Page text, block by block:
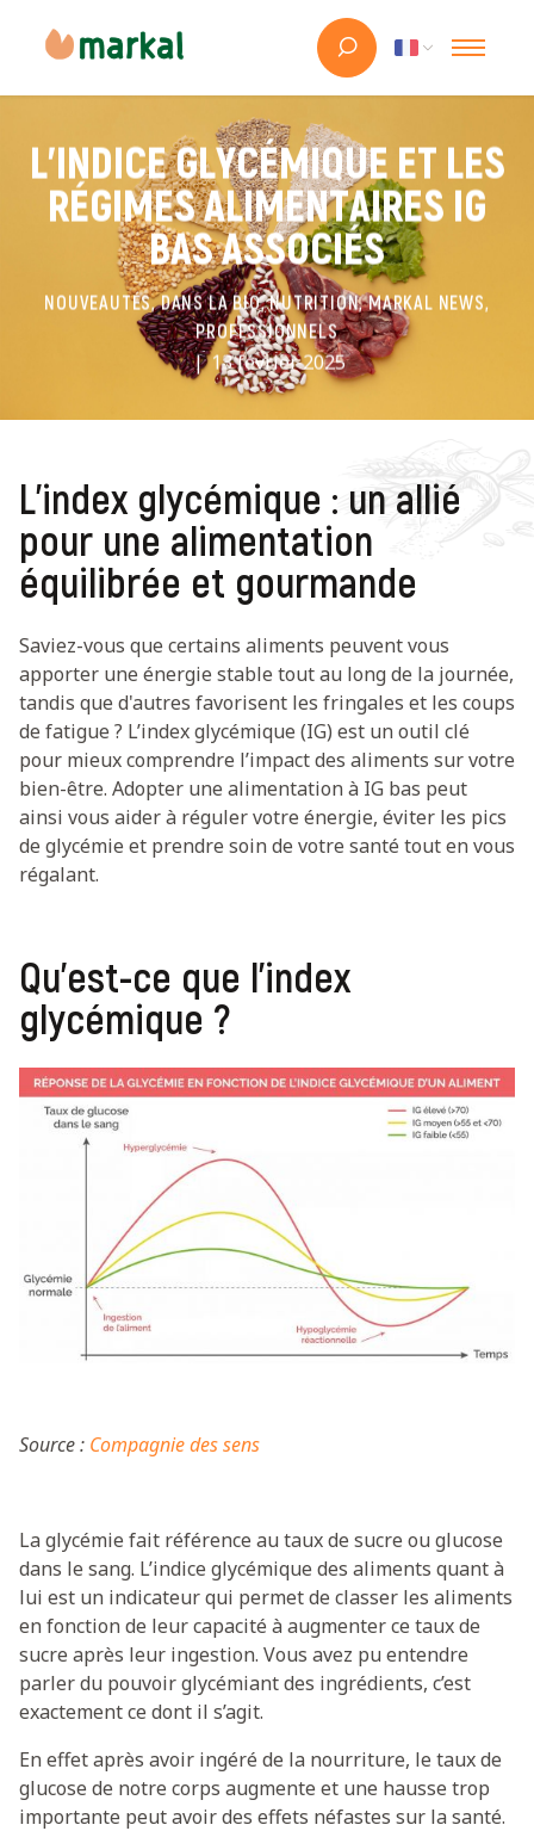
L’INDICE GLYCÉMIQUE ET LES
RÉGIMES ALIMENTAIRES IG
BAS ASSOCIÉS
NOUVEAUTÉS, DANS LA BIO, NUTRITION, MARKAL NEWS,
PROFESSIONNELS
13 février 2025
L'index glycémique : un allié
pour une alimentation
équilibrée et gourmande
Saviez-vous que certains aliments peuvent vous
apporter une énergie stable tout au long de la journée,
tandis que d'autres favorisent les fringales et les coups
de fatigue ? L’index glycémique (IG) est un outil clé
pour mieux comprendre l’impact des aliments sur votre
bien-être. Adopter une alimentation à IG bas peut
ainsi vous aider à réguler votre énergie, éviter les pics
de glycémie et prendre soin de votre santé tout en vous
régalant.
Qu’est-ce que l’index
glycémique ?
Source : Compagnie des sens
La glycémie fait référence au taux de sucre ou glucose
dans le sang. L’indice glycémique des aliments quant à
lui est un indicateur qui permet de classer les aliments
en fonction de leur capacité à augmenter ce taux de
sucre après leur ingestion. Vous avez pu entendre
parler du pouvoir glycémiant des ingrédients, c’est
exactement ce dont il s’agit.
En effet après avoir ingéré de la nourriture, le taux de
glucose de notre corps augmente et une hausse trop
importante peut avoir des effets néfastes sur la santé.